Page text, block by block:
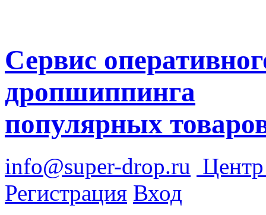
Сервис
дропшиппинга
популярных
info@super-drop.ru
Регистрация Вход